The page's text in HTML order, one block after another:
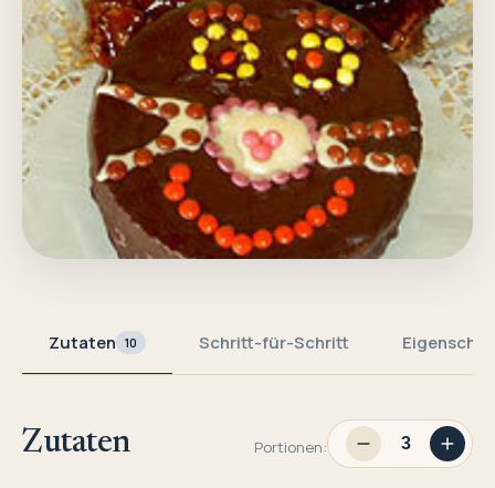
Zutaten 10 Schritt-für-Schritt
Zutaten Portionen: